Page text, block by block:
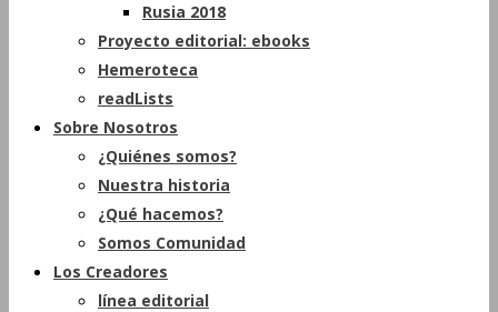
Rusia 2018
Proyecto editorial: ebooks
Hemeroteca
readLists
Sobre Nosotros
¿Quiénes somos?
Nuestra historia
¿Qué hacemos?
Somos Comunidad
Los Creadores
línea editorial